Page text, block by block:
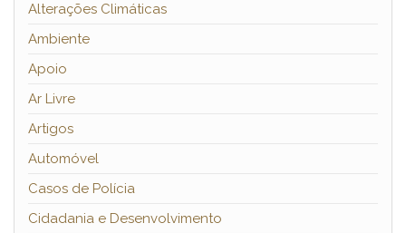
Alterações Climáticas
Ambiente
Apoio
Ar Livre
Artigos
Automóvel
Casos de Polícia
Cidadania e Desenvolvimento